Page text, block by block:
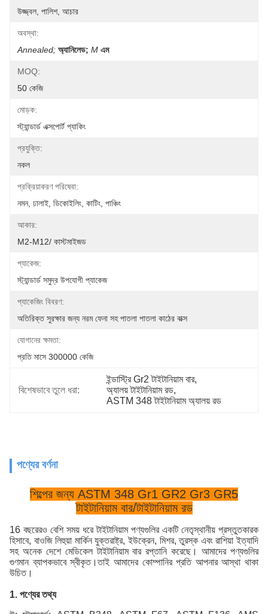
উজ্জ্বল, পালিশ, আচার
অবস্থা:
Annealed; অ্যানিলেড; M এম
MOQ:
50 কেজি
মোড়ক:
স্ট্যান্ডার্ড এক্সপোর্ট প্যাকিং
প্রযুক্তি:
নকল
প্রক্রিয়াকরণ পরিষেবা:
নমন, ঢালাই, ডিকোইলিং, কাটিং, পাঞ্চিং
আকার:
M2-M12/ কাস্টমাইজড
প্যাকেজ:
স্ট্যান্ডার্ড সমুদ্র উপযোগী প্যাকেজ
প্যাকেজিং বিবরণ:
অতিরিক্ত সুরক্ষার জন্য নরম ফেনা সহ পাতলা পাতলা কাঠের বাক্স
যোগানের ক্ষমতা:
প্রতি মাসে 300000 কেজি
বিশেষভাবে তুলে ধরা:
ইন্ডাস্ট্রি Gr2 টাইটানিয়াম বার,
অ্যালয় টাইটানিয়াম রড,
ASTM 348 টাইটানিয়াম অ্যালয় রড
পণ্যের বর্ণনা
শিল্পের জন্য ASTM 348 Gr1 GR2 Gr3 GR5
টাইটানিয়াম বার/টাইটানিয়াম রড
16 বছরেরও বেশি সময় ধরে টাইটানিয়াম পণ্যগুলির একটি নেতৃস্থানীয় প্রস্তুতকারক
হিসাবে, বাওজি লিহুয়া মার্কিন যুক্তরাষ্ট্র, ইউক্রেন, মিশর, তুরস্ক এবং রাশিয়া ইত্যাদি
সহ অনেক দেশে মেডিকেল টাইটানিয়াম বার রপ্তানি করেছে। আমাদের পণ্যগুলির
গুণমান ব্যাপকভাবে স্বীকৃত।তাই আমাদের কোম্পানির প্রতি আপনার আস্থা থাকা
উচিত।
1. পণ্যের তথ্য